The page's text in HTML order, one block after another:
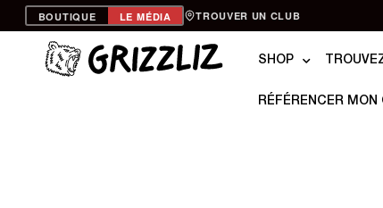
BOUTIQUE LE MÉDIA TROUVER UN CLUB
SHOP
RÉFÉRENCER MON